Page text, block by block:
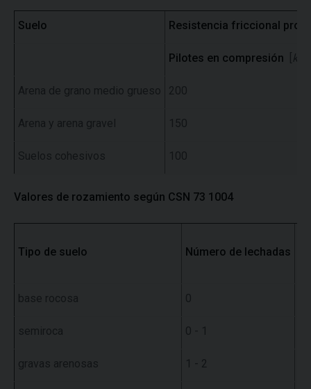
Suelo Resistencia friccional
Pilotes en compresión kPa
Arena de grano medio grueso 200
Arena y arena gravel 150
Suelos cohesivos 100
Valores de rozamiento según CSN 73 1004
Tipo de suelo Número de lechadas
base rocosa 0
semiroca 0 - 1
gravas arenosas 1 - 2